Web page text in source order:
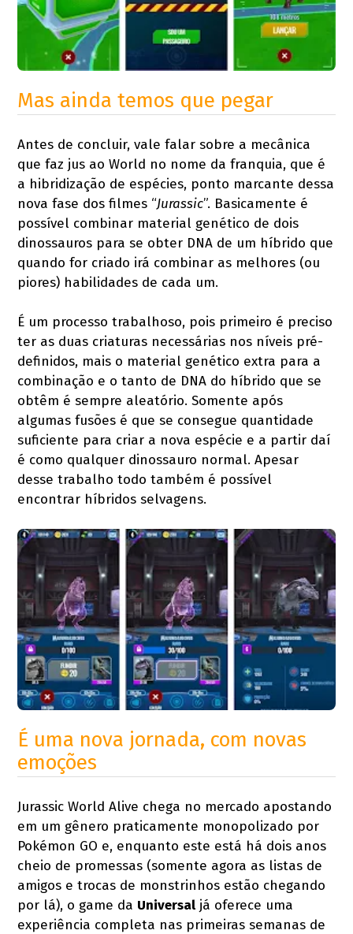
Mas ainda temos que pegar
Antes de concluir, vale falar sobre a mecânica
que faz jus ao World no nome da franquia, que é
a hibridização de espécies, ponto marcante dessa
nova fase dos filmes “Jurassic”. Basicamente é
possível combinar material genético de dois
dinossauros para se obter DNA de um híbrido que
quando for criado irá combinar as melhores (ou
piores) habilidades de cada um.
É um processo trabalhoso, pois primeiro é preciso
ter as duas criaturas necessárias nos níveis pré-
definidos, mais o material genético extra para a
combinação e o tanto de DNA do híbrido que se
obtêm é sempre aleatório. Somente após
algumas fusões é que se consegue quantidade
suficiente para criar a nova espécie e a partir daí
é como qualquer dinossauro normal. Apesar
desse trabalho todo também é possível
encontrar híbridos selvagens.
É uma nova jornada, com novas
emoções
Jurassic World Alive chega no mercado apostando
em um gênero praticamente monopolizado por
Pokémon GO e, enquanto este está há dois anos
cheio de promessas (somente agora as listas de
amigos e trocas de monstrinhos estão chegando
por lá), o game da Universal já oferece uma
experiência completa nas primeiras semanas de